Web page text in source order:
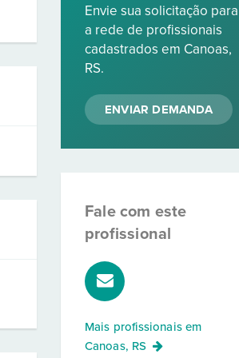
Envie sua solicitação para
a rede de profissionais
cadastrados em Canoas,
RS.
ENVIAR DEMANDA
Fale com este
profissional
Mais profissionais em
Canoas, RS